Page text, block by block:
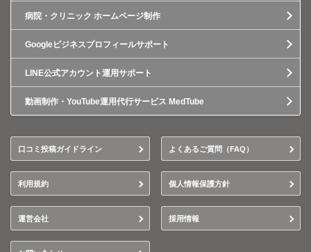
病院・クリニック ホームページ制作
Googleビジネスプロフィールサポート
LINE公式アカウント運用サポート
動画制作・YouTube運用代行サービス MedTube
口コミ投稿ガイドライン よくあるご質問（FAQ）
利用規約 個人情報保護方針
運営会社 採用情報